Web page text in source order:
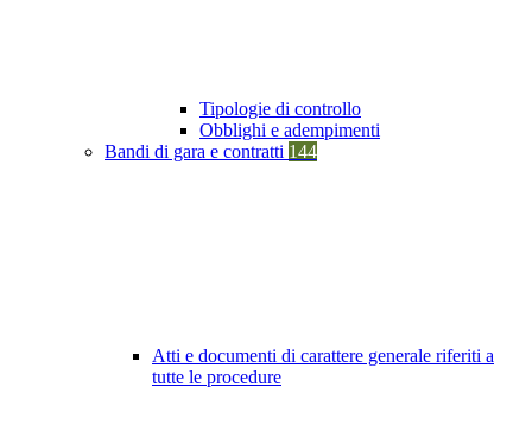
Tipologie di controllo
Obblighi e adempimenti
Bandi di gara e contratti 144
Atti e documenti di carattere generale riferiti a
tutte le procedure